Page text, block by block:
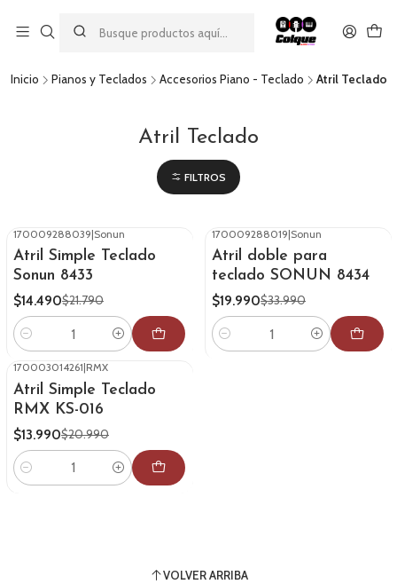
descuento por pago con transferencia bancaria
por una compra mínima de $49.990. Este descuento no es
acumulable a otras promociones ni aplicable a gastos de envío.
Inicio Pianos y Teclados Accesorios Piano - Teclado Atril Teclado
Atril Teclado
FILTROS
-34%OFF
170009288039|Sonun
Atril Simple Teclado
Sonun 8433
$14.490$21.790
Cantidad
-41%OFF
170009288019|Sonun
Atril doble para
teclado SONUN 8434
$19.990$33.990
Cantidad
170003014261|RMX
Atril Simple Teclado
RMX KS-016
$13.990$20.990
Cantidad
VOLVER ARRIBA